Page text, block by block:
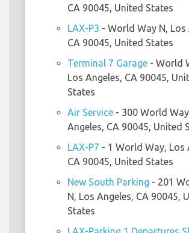
CA 90045, United States
LAX-P3 - World Way N, Los
CA 90045, United States
Terminal 7 Garage - World
Los Angeles, CA 90045,
States
Air Service - 300 World
Angeles, CA 90045, United
LAX-P7 - 1 World Way, Los
CA 90045, United States
New South Parking - 201
N, Los Angeles, CA 90045,
States